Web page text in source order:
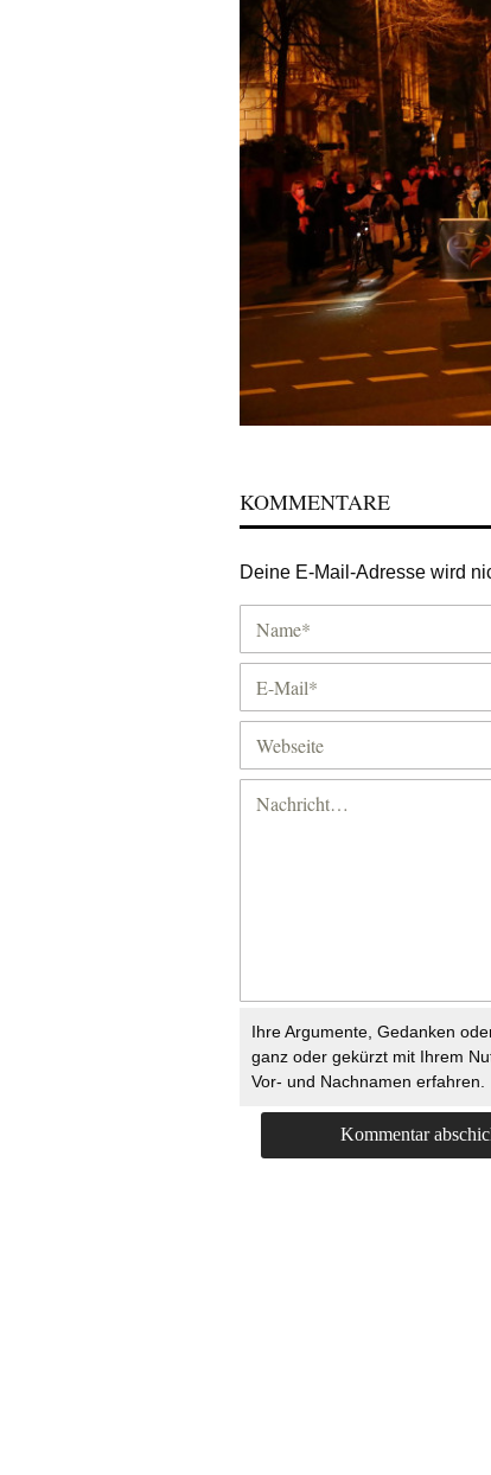
KOMMENTARE
Deine E-Mail-Adresse wird
Ihre Argumente, Gedanken
ganz oder gekürzt mit Ihrem
Vor- und Nachnamen erfahren.